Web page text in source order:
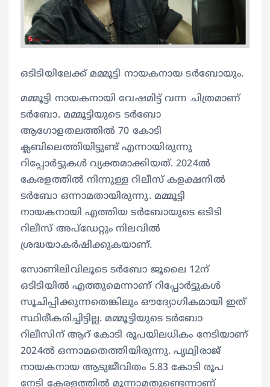
ഒടിടിയിലേക്ക് മമ്മൂട്ടി നായകനായ ടര്‍ബോയും.
മമ്മൂട്ടി നായകനായി വേഷമിട്ട് വന്ന ചിത്രമാണ്
ടര്‍ബോ. മമ്മൂട്ടിയുടെ ടര്‍ബോ
ആഗോളതലത്തില്‍ 70 കോടി
ക്ലബിലെത്തിയിട്ടുണ്ട് എന്നായിരുന്നു
റിപ്പോര്‍ട്ടുകള്‍ വ്യക്തമാക്കിയത്. 2024ല്‍
കേരളത്തില്‍ നിന്നുള്ള റിലീസ് കളക്ഷനില്‍
ടര്‍ബോ ഒന്നാമതായിരുന്നു. മമ്മൂട്ടി
നായകനായി എത്തിയ ടര്‍ബോയുടെ ഒടിടി
റിലീസ് അപ്‍ഡേറ്റും നിലവില്‍
ശ്രദ്ധയാകര്‍ഷിക്കുകയാണ്.
സോണിലിവിലൂടെ ടര്‍ബോ ജൂലൈ 12ന്
ഒടിടിയില്‍ എത്തുമെന്നാണ് റിപ്പോര്‍ട്ടുകള്‍
സൂചിപ്പിക്കുന്നതെങ്കിലും ഔദ്യോഗികമായി ഇത്
സ്ഥിരീകരിച്ചിട്ടില്ല. മമ്മൂട്ടിയുടെ ടര്‍ബോ
റിലീസിന് ആറ് കോടി രൂപയിലധികം നേടിയാണ്
2024ല്‍ ഒന്നാമതെത്തിയിരുന്നു. പൃഥ്വിരാജ്
നായകനായ ആടുജീവിതം 5.83 കോടി രൂപ
നേടി കേരളത്തില്‍ മൂന്നാമതുണ്ടെന്നാണ്